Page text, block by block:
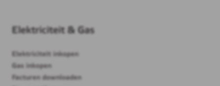
Elektriciteit & Gas
Elektriciteit inkopen
Gas inkopen
Facturen downloaden